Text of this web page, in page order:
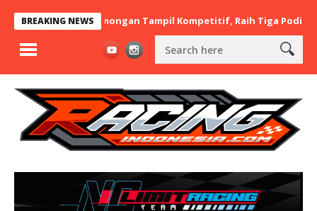
BREAKING NEWS
Asal Lamongan Tampil Kompetitif, Raih Tiga Podium di